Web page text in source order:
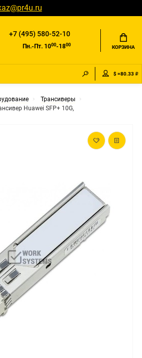
+7 (495) 580-52-10
Пн.-Пт. 1000-1800 КОРЗИНА
$ =80.33 ₽
Трансиверы
Huawei SFP+ 10G,